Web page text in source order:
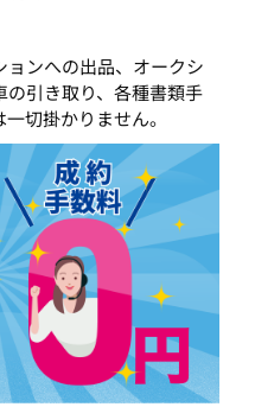
ンへの出品、オークシ
の引き取り、各種書類手
切掛かりません。